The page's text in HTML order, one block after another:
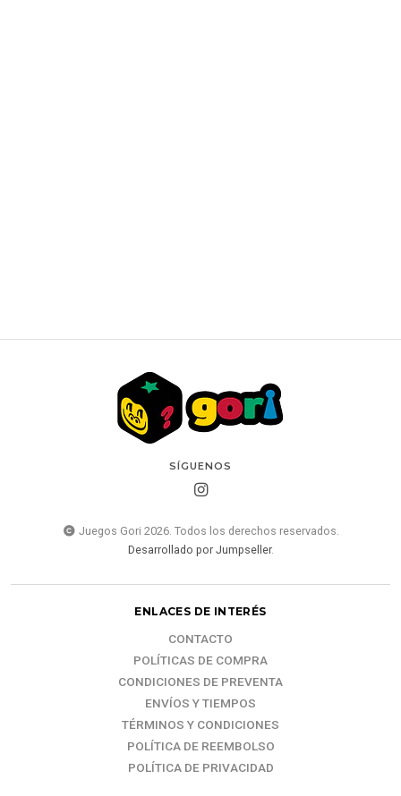
SÍGUENOS
Juegos Gori 2026. Todos los derechos reservados.
Desarrollado por Jumpseller.
ENLACES DE INTERÉS
CONTACTO
POLÍTICAS DE COMPRA
CONDICIONES DE PREVENTA
ENVÍOS Y TIEMPOS
TÉRMINOS Y CONDICIONES
POLÍTICA DE REEMBOLSO
POLÍTICA DE PRIVACIDAD